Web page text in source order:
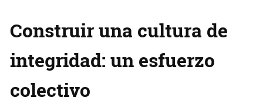
Construir una cultura de
integridad: un esfuerzo
colectivo